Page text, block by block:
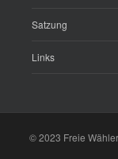
Satzung
Links
© 2023 Freie